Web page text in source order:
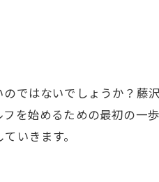
ではないでしょうか？藤
を始めるための最初の一
いきます。